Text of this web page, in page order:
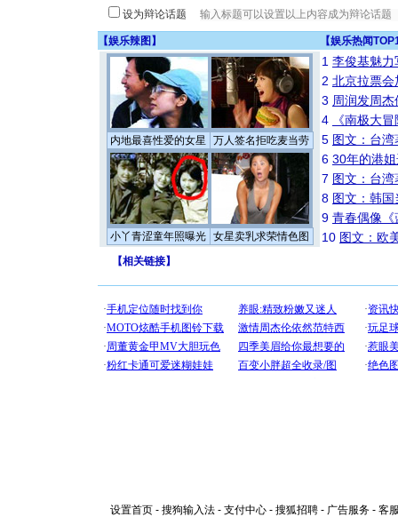
设为辩论话题
【娱乐辣图 】 【娱乐热闻
内地最喜性爱的女星 万人签名拒吃麦当劳
小丫青涩童年照曝光 女星卖乳求荣情色图
1 李俊基魅力
2 北京拉票
3 周润发周
4
《南极大
5 图文：台
6 30年的港
7 图文：台
8 图文：韩
9 青春偶像《
10 图文：欧
【相关链接】
设置首页 - 搜狗输入法 - 支付中心 - 搜狐招聘 - 广告服务 - 客